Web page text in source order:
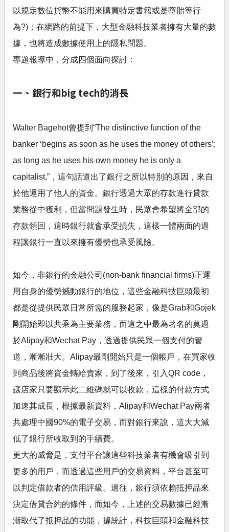
以規定數位貨幣不能用來購買特定書籍或是墮胎等行
為?)；在網路的前提下，大型金融科技業者擁有大量的數
據，也將造成數據使用上的隱私問題。
專題報導中，分成四個面向探討：
一、銀行和big tech的消長
Walter Bagehot曾提到“The distinctive function of the
banker ‘begins as soon as he uses the money of others’;
as long as he uses his own money he is only a
capitalist,”，這句話道出了銀行之所以特別的原因，來自
於他運用了他人的資金。銀行透過大眾的存款進行貸款
業務從中獲利，但當問題發生時，民眾會希望將全部的
存款領回，這時銀行就會承受損失，這樣一體兩面的過
程讓銀行一直以來擁有優勢也承受風險。
如今，非銀行的金融公司(non-bank financial firms)正運
用自身的優勢撼動銀行的地位，這些金融科技巨頭最初
都是從提供民眾日常所需的服務起家，像是Grab和Gojek
剛開始即以共乘為主要業務，而這之中最為著名的莫過
於Alipay和Wechat Pay，透過提供民眾一個支付的管
道，漸漸壯大。Alipay最剛開始只是一個帳戶，在買家收
到商品後將資金轉給賣家，到了後來，引入QR code，
讓店家只要顯示此二維碼就可以收款，這樣的付款方式
加速其成長，根據最新資料，Alipay和Wechat Pay兩者
共處理中國90%的電子交易，而對銀行來說，這大大減
低了銀行所收取到的手續費。
更大的威脅是，支付平台讓這些科技業者有機會吸引到
更多的用戶，而透過這些用戶的交易資料，平台甚至可
以判定借款者的信用評級。過往，銀行須依賴抵押品來
決定借貸合約的條件，而如今，上述的交易數據已經漸
漸取代了抵押品的功能，據統計，科技巨頭和金融科技